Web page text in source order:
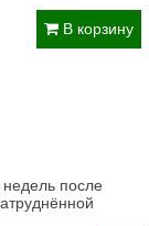
В корзину
после